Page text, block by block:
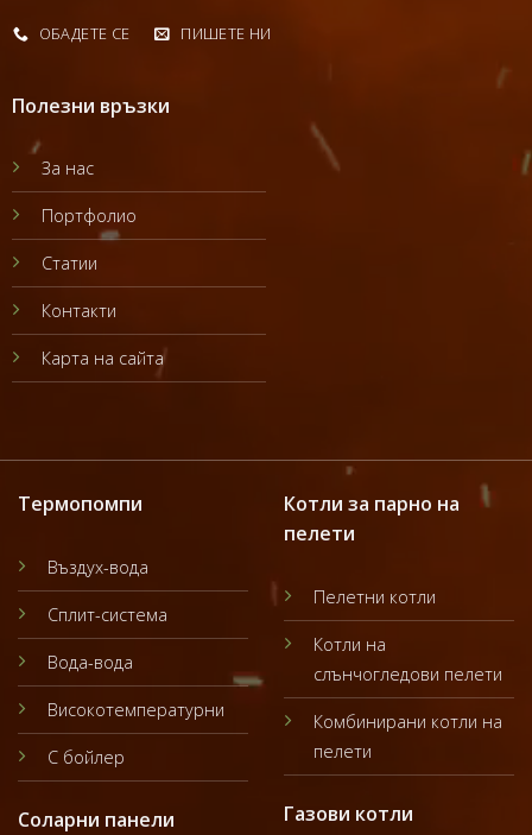
ОБАДЕТЕ СЕ ПИШЕТЕ НИ
Полезни връзки
За нас
Портфолио
Статии
Контакти
Карта на сайта
Термопомпи
Въздух-вода
Сплит-система
Вода-вода
Високотемпературни
С бойлер
Соларни панели
Котли за парно на
пелети
Пелетни котли
Котли на
слънчогледови пелети
Комбинирани котли на
пелети
Газови котли